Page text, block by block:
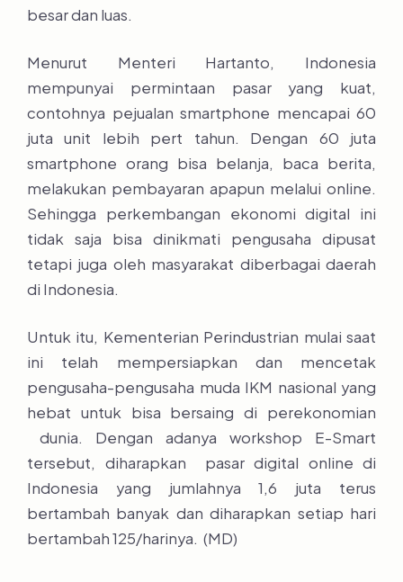
besar dan luas.
Menurut Menteri Hartanto, Indonesia
mempunyai permintaan pasar yang kuat,
contohnya pejualan smartphone mencapai 60
juta unit lebih pert tahun. Dengan 60 juta
smartphone orang bisa belanja, baca berita,
melakukan pembayaran apapun melalui online.
Sehingga perkembangan ekonomi digital ini
tidak saja bisa dinikmati pengusaha dipusat
tetapi juga oleh masyarakat diberbagai daerah
di Indonesia.
Untuk itu, Kementerian Perindustrian mulai saat
ini telah mempersiapkan dan mencetak
pengusaha-pengusaha muda IKM nasional yang
hebat untuk bisa bersaing di perekonomian
dunia. Dengan adanya workshop E-Smart
tersebut, diharapkan pasar digital online di
Indonesia yang jumlahnya 1,6 juta terus
bertambah banyak dan diharapkan setiap hari
bertambah 125/harinya. (MD)